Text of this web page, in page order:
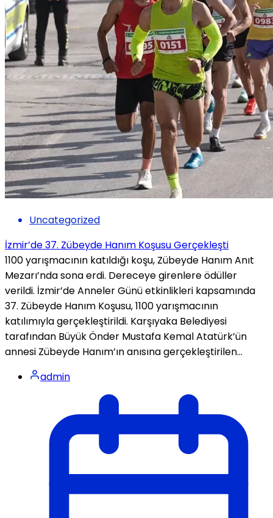
Uncategorized
İzmir’de 37. Zübeyde Hanım Koşusu Gerçekleşti
1100 yarışmacının katıldığı koşu, Zübeyde Hanım Anıt
Mezarı’nda sona erdi. Dereceye girenlere ödüller
verildi. İzmir’de Anneler Günü etkinlikleri kapsamında
37. Zübeyde Hanım Koşusu, 1100 yarışmacının
katılımıyla gerçekleştirildi. Karşıyaka Belediyesi
tarafından Büyük Önder Mustafa Kemal Atatürk’ün
annesi Zübeyde Hanım’ın anısına gerçekleştirilen...
admin